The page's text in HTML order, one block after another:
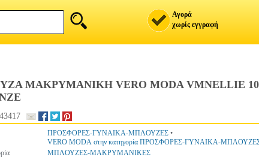
Αγορά
χωρίς εγγραφή
ΜΑΚΡΥΜΑΝΙΚΗ VERO MODA VMNELLIE
ΠΡΟΣΦΟΡΕΣ-ΓΥΝΑΙΚΑ-ΜΠΛΟΥΖΕΣ •
VERO MODA στην κατηγορία ΠΡΟΣΦΟΡΕΣ-ΓΥΝΑΙΚΑ-
ΜΠΛΟΥΖΕΣ-ΜΑΚΡΥΜΑΝΙΚΕΣ